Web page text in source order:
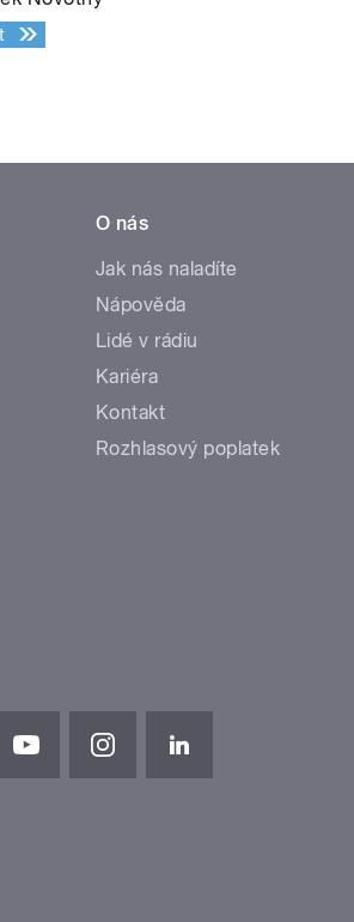
O nás
Jak nás naladíte
Nápověda
Lidé v rádiu
Kariéra
Kontakt
Rozhlasový poplatek